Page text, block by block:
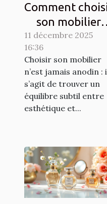
Comment
son mobilier
pour allier
esthétique et
durabilité?
11 décembre 2025
16:36
Choisir son mobilier
n’est jamais anodin :
s’agit de trouver un
équilibre subtil entre
esthétique et...